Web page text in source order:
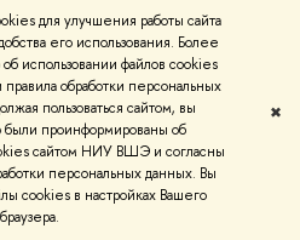
для улучшения работы сайта
его использования. Более
использовании файлов cookies
обработки персональных
пользоваться сайтом, вы
были проинформированы об
сайтом НИУ ВШЭ и согласны
персональных данных. Вы
cookies в настройках Вашего
браузера.
✖
Х***н А. -.
М251МИНЯЗ115
45 - 47
7.25